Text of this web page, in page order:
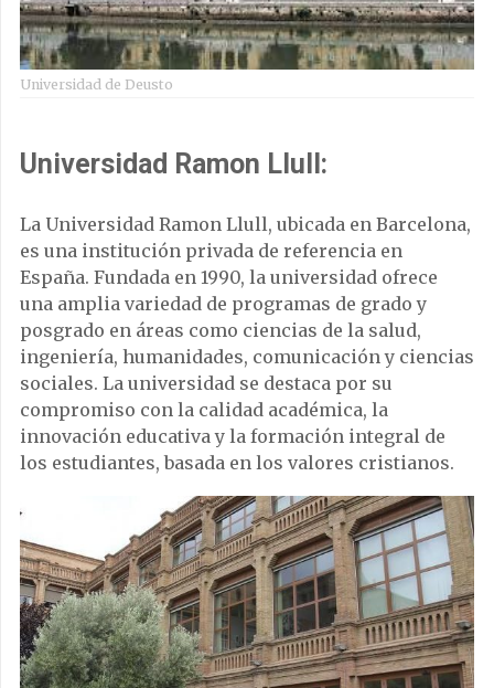
Universidad de Deusto
Universidad Ramon Llull:
La Universidad Ramon Llull, ubicada en Barcelona,
es una institución privada de referencia en
España. Fundada en 1990, la universidad ofrece
una amplia variedad de programas de grado y
posgrado en áreas como ciencias de la salud,
ingeniería, humanidades, comunicación y ciencias
sociales. La universidad se destaca por su
compromiso con la calidad académica, la
innovación educativa y la formación integral de
los estudiantes, basada en los valores cristianos.